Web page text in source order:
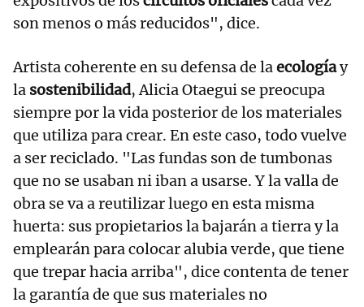
son menos o más reducidos", dice.
Artista coherente en su defensa de laecologíay
la sostenibilidad, Alicia Otaegui se preocupa
siempre por la vida posterior de los materiales
que utiliza para crear. En este caso, todo vuelve
a ser reciclado. "Las fundas son de tumbonas
que no se usaban ni iban a usarse. Y la valla de
obra se va a reutilizar luego en esta misma
huerta: sus propietarios la bajarán a tierra y la
emplearán para colocar alubia verde, que tiene
que trepar hacia arriba", dice contenta de tener
la garantía de que sus materiales no